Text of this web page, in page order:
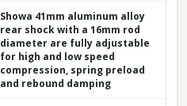
Showa 41mm aluminum alloy
rear shock with a 16mm rod
diameter are fully adjustable
for high and low speed
compression, spring preload
and rebound damping